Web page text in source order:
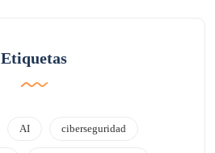
Etiquetas
AI ciberseguridad